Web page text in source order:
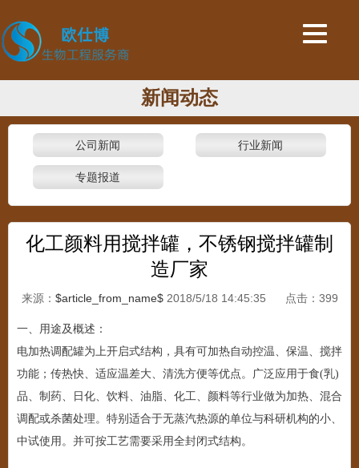
新闻动态
公司新闻 行业新闻
专题报道
化工颜料用搅拌罐，不锈钢搅拌罐制
造厂家
来源： $article_from_name$2018/5/18 14:45:35 点击： 399
一、用途及概述：
电加热调配罐为上开启式结构，具有可加热自动控温、保温、搅拌
功能；传热快、适应温差大、清洗方便等优点。广泛应用于食(乳)
品、制药、日化、饮料、油脂、化工、颜料等行业做为加热、混合
调配或杀菌处理。特别适合于无蒸汽热源的单位与科研机构的小、
中试使用。并可按工艺需要采用全封闭式结构。